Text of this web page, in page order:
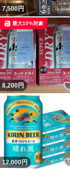
7,500円
8,200円
最大10%対象
12,000円